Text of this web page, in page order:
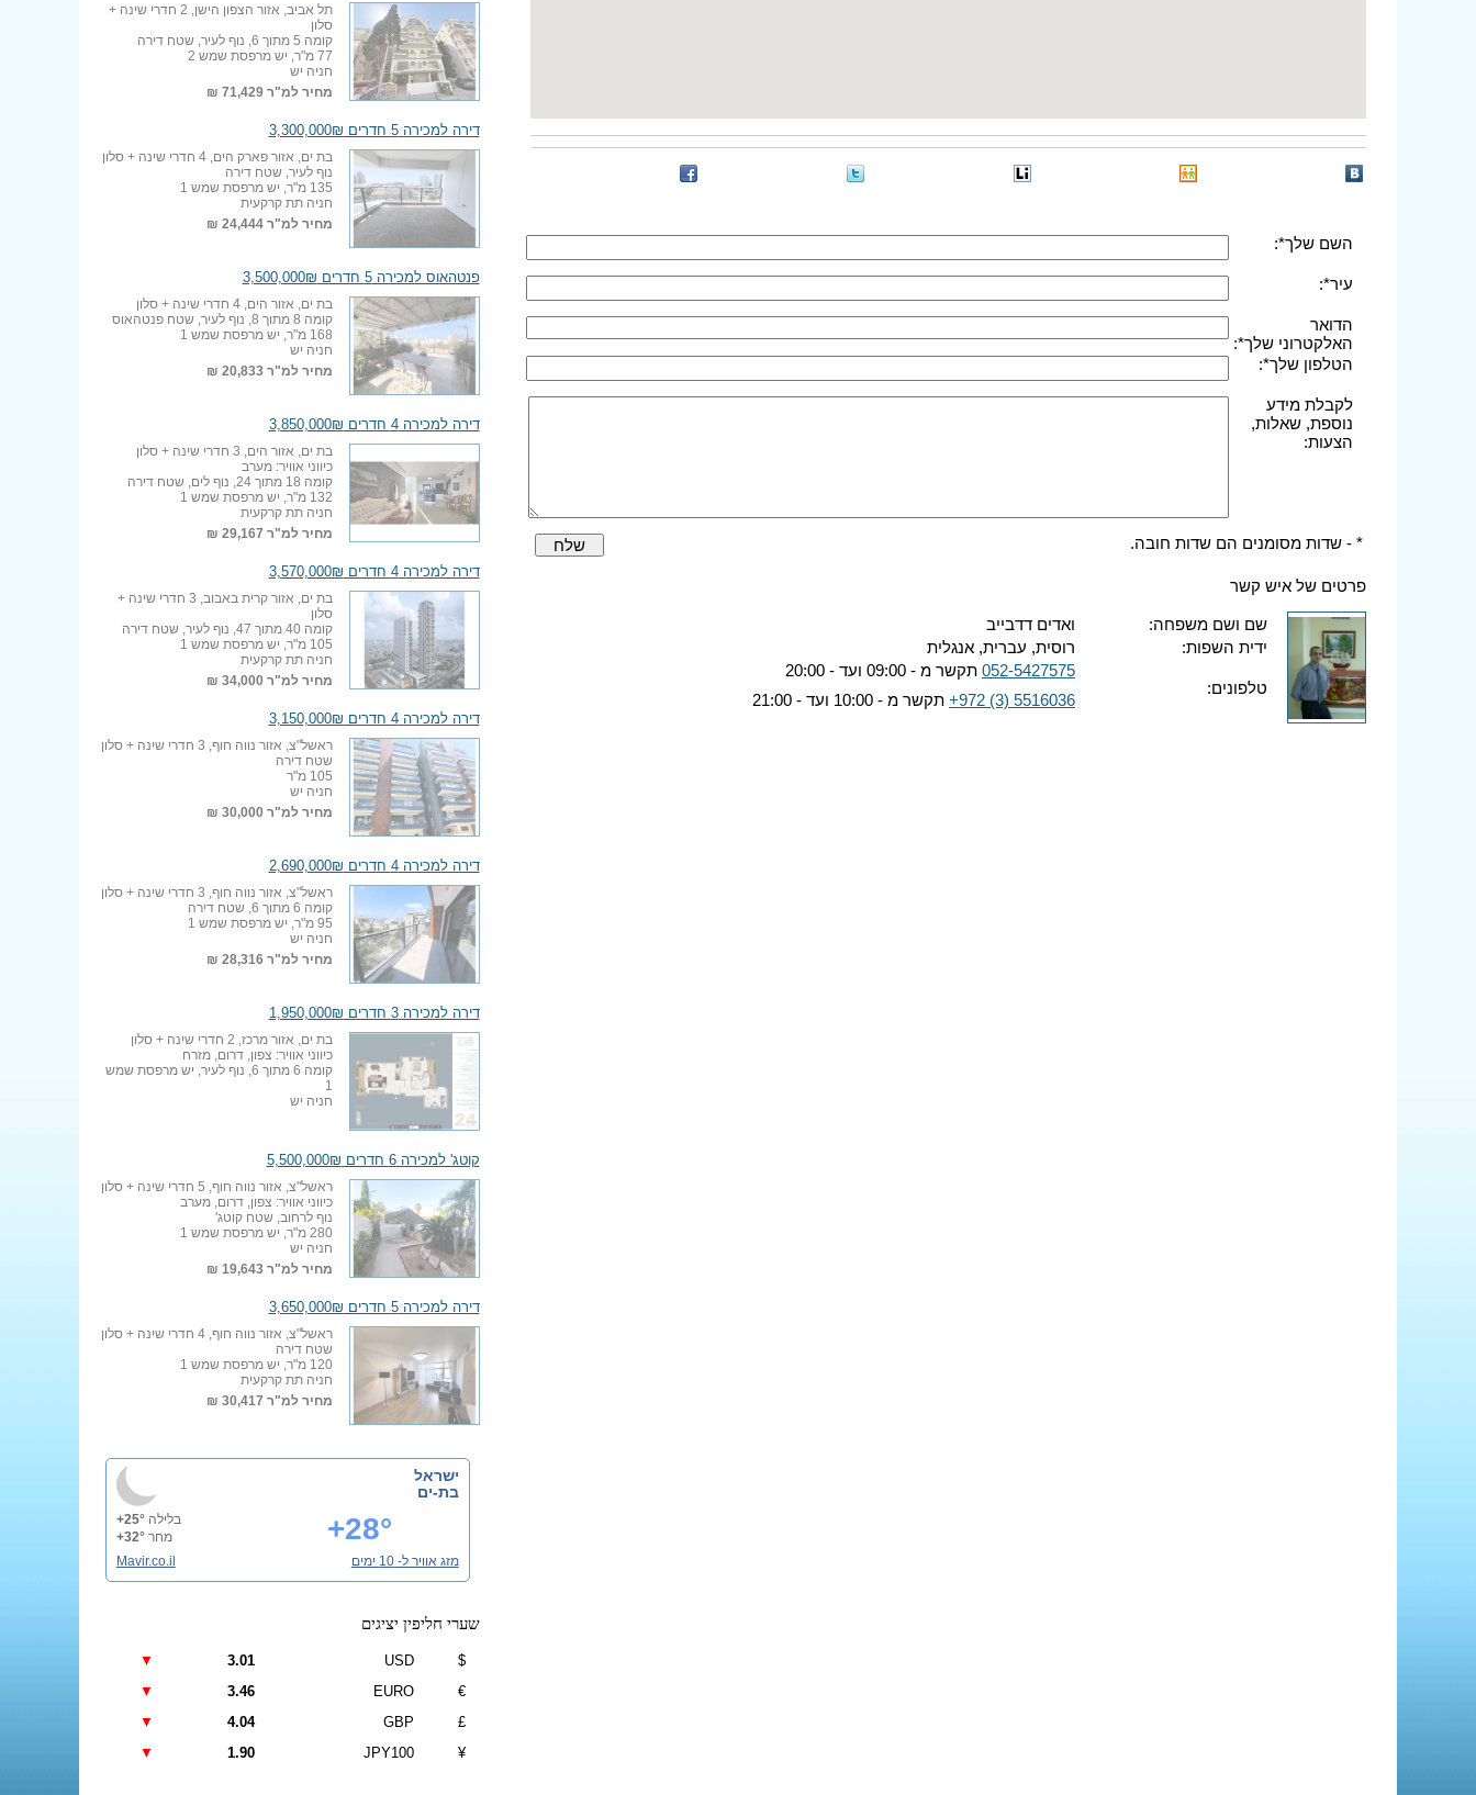
השם שלך*:
עיר*:
הדואר
האלקטרוני שלך*:
הטלפון שלך*:
לקבלת מידע
נוספת, שאלות,
הצעות:
* - שדות מסומנים הם שדות חובה. שלח
פרטים של איש קשר
שם ושם משפחה:
ואדים דדבייב
ידית השפות:
רוסית, עברית, אנגלית
טלפונים:
052-5427575 תקשר מ - 09:00 ועד - 20:00
+972 (3) 5516036 תקשר מ - 10:00 ועד - 21:00
תל אביב, אזור הצפון הישן, 2 חדרי שינה +
סלון
קומה 5 מתוך 6, נוף לעיר, שטח דירה
77 מ"ר, יש מרפסת שמש 2
חניה יש
מחיר למ"ר71,429 ₪
דירה למכירה 5 חדרים 3,300,000₪
בת ים, אזור פארק הים, 4 חדרי שינה + סלון
נוף לעיר, שטח דירה
135 מ"ר, יש מרפסת שמש 1
חניה תת קרקעית
מחיר למ"ר24,444 ₪
פנטהאוס למכירה 5 חדרים 3,500,000₪
בת ים, אזור הים, 4 חדרי שינה + סלון
קומה 8 מתוך 8, נוף לעיר, שטח פנטהאוס
168 מ"ר, יש מרפסת שמש 1
חניה יש
מחיר למ"ר20,833 ₪
דירה למכירה 4 חדרים 3,850,000₪
בת ים, אזור הים, 3 חדרי שינה + סלון
כיווני אוויר: מערב
קומה 18 מתוך 24, נוף לים, שטח דירה
132 מ"ר, יש מרפסת שמש 1
חניה תת קרקעית
מחיר למ"ר 29,167 ₪
דירה למכירה 4 חדרים 3,570,000₪
בת ים, אזור קרית באבוב, 3 חדרי שינה +
סלון
קומה 40 מתוך 47, נוף לעיר, שטח דירה
105 מ"ר, יש מרפסת שמש 1
חניה תת קרקעית
מחיר למ"ר 34,000 ₪
דירה למכירה 4 חדרים 3,150,000₪
ראשל"צ, אזור נווה חוף, 3 חדרי שינה + סלון
שטח דירה
105 מ"ר
חניה יש
מחיר למ"ר 30,000 ₪
דירה למכירה 4 חדרים 2,690,000₪
ראשל"צ, אזור נווה חוף, 3 חדרי שינה + סלון
קומה 6 מתוך 6, שטח דירה
95 מ"ר, יש מרפסת שמש 1
חניה יש
מחיר למ"ר 28,316 ₪
דירה למכירה 3 חדרים 1,950,000₪
בת ים, אזור מרכז, 2 חדרי שינה + סלון
כיווני אוויר: צפון, דרום, מזרח
קומה 6 מתוך 6, נוף לעיר, יש מרפסת שמש
1
חניה יש
קוטג' למכירה 6 חדרים 5,500,000₪
ראשל"צ, אזור נווה חוף, 5 חדרי שינה + סלון
כיווני אוויר: צפון, דרום, מערב
נוף לרחוב, שטח קוטג'
280 מ"ר, יש מרפסת שמש 1
חניה יש
מחיר למ"ר19,643 ₪
דירה למכירה 5 חדרים 3,650,000₪
ראשל"צ, אזור נווה חוף, 4 חדרי שינה + סלון
שטח דירה
120 מ"ר, יש מרפסת שמש 1
חניה תת קרקעית
מחיר למ"ר 30,417 ₪
ישראל
בת-ים
+28° בלילה+25°
מחר+32°
מזג אוויר ל- 10 ימים
Mavir.co.il
שערי חליפין יציגים
$
USD
3.01
▼
€
EURO
3.46
▼
£
GBP
4.04
▼
¥
JPY100
1.90
▼